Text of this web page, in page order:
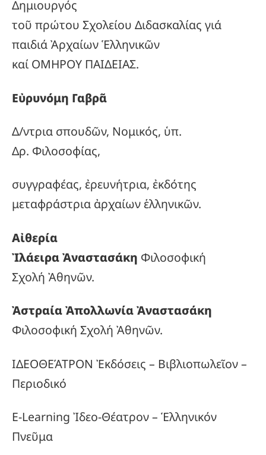
Δημιουργός
τοῦ πρώτου Σχολείου Διδασκαλίας γιά
παιδιά Ἀρχαίων Ἑλληνικῶν
καί ΟΜΗΡΟΥ ΠΑΙΔΕΙΑΣ.
Εὐρυνόμη Γαβρᾶ
Δ/ντρια σπουδῶν, Νομικός, ὑπ.
Δρ. Φιλοσοφίας,
συγγραφέας, ἐρευνήτρια, ἐκδότης
μεταφράστρια ἀρχαίων ἑλληνικῶν.
Αἰθερία
Ἰλάειρα Ἀναστασάκη Φιλοσοφική
Σχολή Ἀθηνῶν.
Ἀστραία Ἀπολλωνία Ἀναστασάκη
Φιλοσοφική Σχολή Ἀθηνῶν.
ΙΔΕΟΘΕΆΤΡΟΝ Ἐκδόσεις – Βιβλιοπωλεῖον –
Περιοδικό
E-Learning Ἰδεο-Θέατρον – Ἑλληνικόν
Πνεῦμα